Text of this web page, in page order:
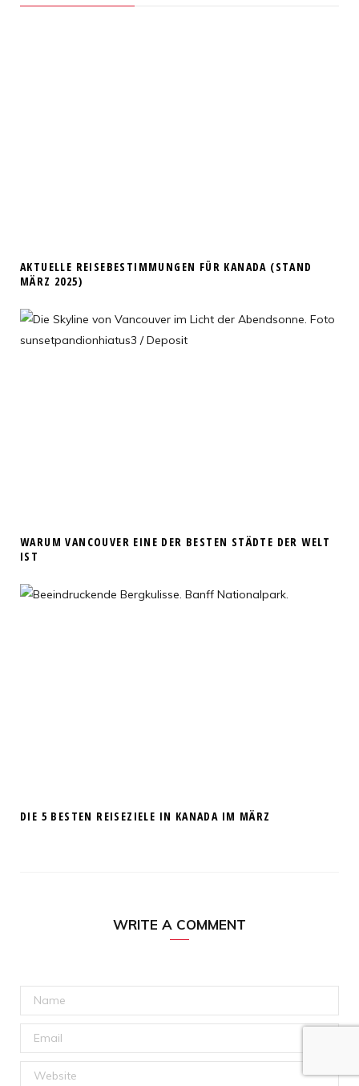
AKTUELLE REISEBESTIMMUNGEN FÜR KANADA (STAND
MÄRZ 2025)
WARUM VANCOUVER EINE DER BESTEN STÄDTE DER WELT
IST
DIE 5 BESTEN REISEZIELE IN KANADA IM MÄRZ
WRITE A COMMENT